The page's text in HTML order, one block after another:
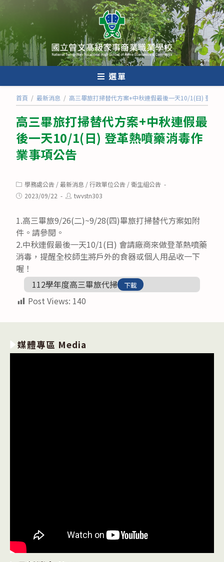
轉
至
主
要
內
選單
首頁 / 最新消息 / 高三畢旅打掃替代方案+中秋連假最後一天10/1(日) 登革
高三畢旅打掃替代方案+中秋連假最
後一天10/1(日) 登革熱噴藥消毒作
業事項公告
Post
category:
學務處公告 /最新消息 /行政單位公告 /衛生組公告
Post2023/09/22
Posttwvstn303
1.高三畢旅9/26(二)~9/28(四)畢旅打掃替代方案如附
件。請參閱。
2.中秋連假最後一天10/1(日) 會請廠商來做登革熱噴藥
消毒，提醒全校師生將戶外的食器或個人用品收一下
喔！
112學年度高三畢旅代掃
下載
Post Views: 140
媒體專區 Media